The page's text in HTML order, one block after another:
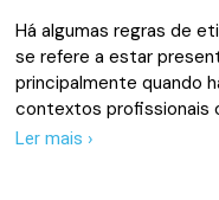
Há algumas regras de
se refere a estar
principalmente quando
contextos profissionais
Ler mais ›